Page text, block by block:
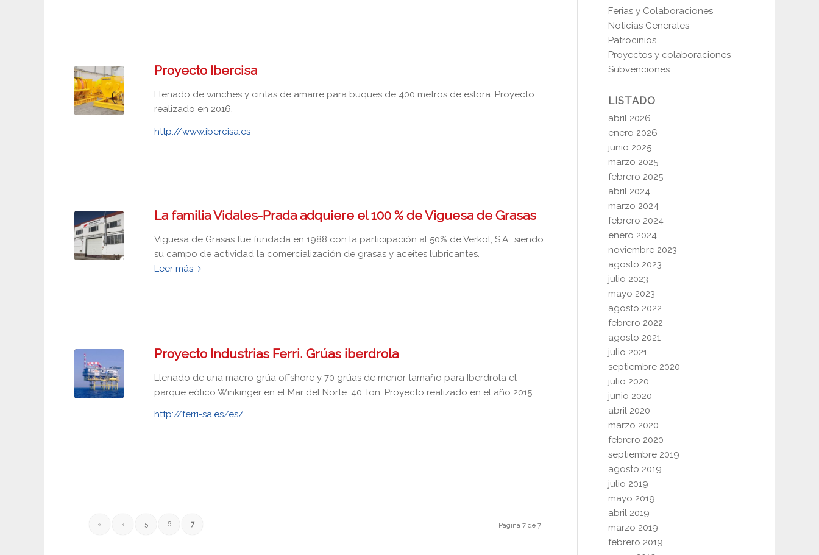
Proyecto Ibercisa
Llenado de winches y cintas de amarre para buques de 400 metros de eslora. Proyecto
realizado en 2016.
http://www.ibercisa.es
La familia Vidales-Prada adquiere el 100 % de Viguesa de Grasas
Viguesa de Grasas fue fundada en 1988 con la participación al 50% de Verkol, S.A., siendo
su campo de actividad la comercialización de grasas y aceites lubricantes.
Leer más
Proyecto Industrias Ferri. Grúas iberdrola
Llenado de una macro grúa offshore y 70 grúas de menor tamaño para Iberdrola el
parque eólico Winkinger en el Mar del Norte. 40 Ton. Proyecto realizado en el año 2015.
http://ferri-sa.es/es/
Página 7 de 7
« ‹ 5 6 7
Ferias y Colaboraciones
Noticias Generales
Patrocinios
Proyectos y colaboraciones
Subvenciones
LISTADO
abril 2026
enero 2026
junio 2025
marzo 2025
febrero 2025
abril 2024
marzo 2024
febrero 2024
enero 2024
noviembre 2023
agosto 2023
julio 2023
mayo 2023
agosto 2022
febrero 2022
agosto 2021
julio 2021
septiembre 2020
julio 2020
junio 2020
abril 2020
marzo 2020
febrero 2020
septiembre 2019
agosto 2019
julio 2019
mayo 2019
abril 2019
marzo 2019
febrero 2019